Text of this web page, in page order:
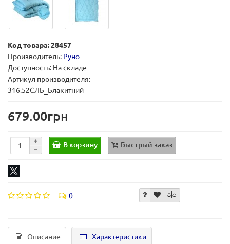
Код товара: 28457
Производитель: Руно
Доступность: На складе
Артикул производителя:
316.52СЛБ_Блакитний
679.00грн
В корзину Быстрый заказ
0
Описание Характеристики